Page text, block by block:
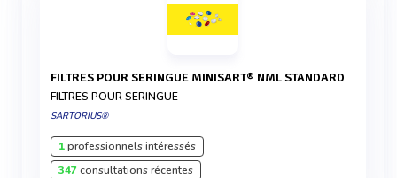
FILTRES POUR SERINGUE MINISART® NML STANDARD
FILTRES POUR SERINGUE
SARTORIUS®
1professionnels intéressés
347consultations récentes